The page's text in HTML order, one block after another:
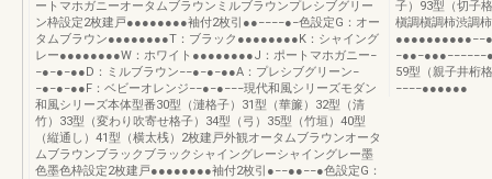
ートマホガニーオータムブラウンミルブラウンプレシブグリー
ン枠設定2枚建戸●●●●●●●●袖付2枚引●●−−−−●−色設定G：オー
タムブラウン●●●●●●●●T：ブラック●●●●●●●●K：シャイング
レー●●●●●●●●W：ホワイト●●●●●●●●J：ポートマホガニー−
−●−●−●●D：ミルブラウン−−●−●−●●A：プレシブグリーン−
−●−●−●●F：ベビーオレンジ−−●−●−−−現代和風シリーズモダン
和風シリーズ本体型番30型（漣格子）31型（華簾）32型（清
竹）33型（変わり吹寄せ格子）34型（弓）35型（竹垣）40型
（縦通し）41型（横太桟）2枚建戸外観オータムブラウンオータ
ムブラウンブラックブラックシャイングレーシャイングレー墨
色墨色枠設定2枚建戸●●●●●●●●袖付2枚引●−−●●−−●色設定G：
子）93型（切子
槇調槇調柿渋調
59型（親子井桁
−−−−●●●●●●